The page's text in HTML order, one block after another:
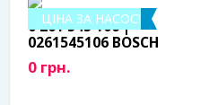
ЦІНА ЗА НАСОС!
0 261 545 106 |
0261545106 BOSCH
0 грн.